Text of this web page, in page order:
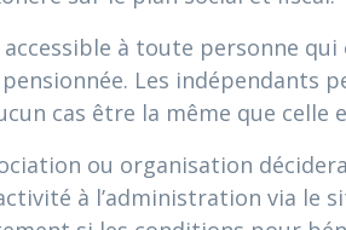
accessible à toute personne
Les indépendants
cas être la même que
ou organisation
à l’administration via le